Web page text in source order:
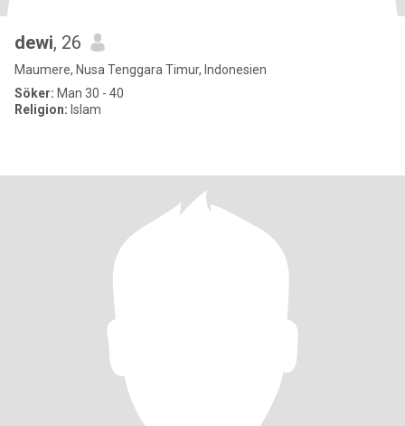
dewi, 26
Maumere, Nusa Tenggara Timur, Indonesien
Söker: Man 30 - 40
Religion: Islam